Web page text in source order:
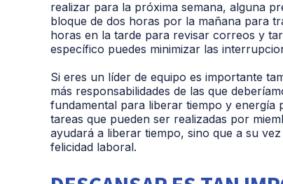
realizar para la próxima semana, alguna
bloque de dos horas por la mañana para
horas en la tarde para revisar correos y
específico puedes minimizar las
Si eres un líder de equipo es importante
más responsabilidades de las que
fundamental para liberar tiempo y energía
tareas que pueden ser realizadas por
ayudará a liberar tiempo, sino que a su
felicidad laboral.